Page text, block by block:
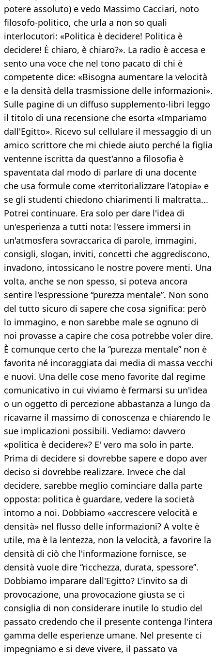
potere assoluto) e vedo Massimo Cacciari, noto
filosofo-politico, che urla a non so quali
interlocutori: «Politica è decidere! Politica è
decidere! È chiaro, è chiaro?». La radio è accesa e
sento una voce che nel tono pacato di chi è
competente dice: «Bisogna aumentare la velocità
e la densità della trasmissione delle informazioni».
Sulle pagine di un diffuso supplemento-libri leggo
il titolo di una recensione che esorta «Impariamo
dall'Egitto». Ricevo sul cellulare il messaggio di un
amico scrittore che mi chiede aiuto perché la figlia
ventenne iscritta da quest'anno a filosofia è
spaventata dal modo di parlare di una docente
che usa formule come «territorializzare l'atopia» e
se gli studenti chiedono chiarimenti li maltratta...
Potrei continuare. Era solo per dare l'idea di
un'esperienza a tutti nota: l'essere immersi in
un'atmosfera sovraccarica di parole, immagini,
consigli, slogan, inviti, concetti che aggrediscono,
invadono, intossicano le nostre povere menti. Una
volta, anche se non spesso, si poteva ancora
sentire l'espressione “purezza mentale”. Non sono
del tutto sicuro di sapere che cosa significa: però
lo immagino, e non sarebbe male se ognuno di
noi provasse a capire che cosa potrebbe voler dire.
È comunque certo che la “purezza mentale” non è
favorita né incoraggiata dai media di massa vecchi
e nuovi. Una delle cose meno favorite dal regime
comunicativo in cui viviamo è fermarsi su un'idea
o un oggetto di percezione abbastanza a lungo da
ricavarne il massimo di conoscenza e chiarendo le
sue implicazioni possibili. Vediamo: davvero
«politica è decidere»? E' vero ma solo in parte.
Prima di decidere si dovrebbe sapere e dopo aver
deciso si dovrebbe realizzare. Invece che dal
decidere, sarebbe meglio cominciare dalla parte
opposta: politica è guardare, vedere la società
intorno a noi. Dobbiamo «accrescere velocità e
densità» nel flusso delle informazioni? A volte è
utile, ma è la lentezza, non la velocità, a favorire la
densità di ciò che l'informazione fornisce, se
densità vuole dire “ricchezza, durata, spessore”.
Dobbiamo imparare dall'Egitto? L'invito sa di
provocazione, una provocazione giusta se ci
consiglia di non considerare inutile lo studio del
passato credendo che il presente contenga l'intera
gamma delle esperienze umane. Nel presente ci
impegniamo e si deve vivere, il passato va